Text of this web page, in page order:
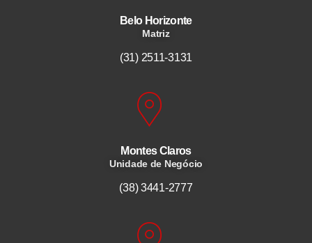
Belo Horizonte
Matriz
(31) 2511-3131
Montes Claros
Unidade de Negócio
(38) 3441-2777